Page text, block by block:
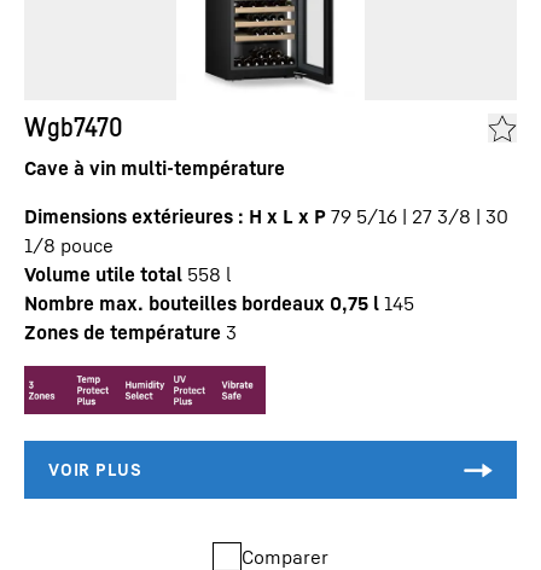
Wgb7470
Cave à vin multi-température
Dimensions extérieures : H x L x P 79 5/16 | 27 3/8 | 30
1/8 pouce
Volume utile total 558 l
Nombre max. bouteilles bordeaux 0,75 l 145
Zones de température 3
Comparer